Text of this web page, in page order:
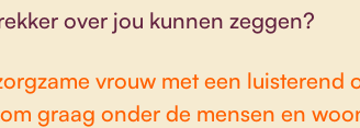
over jou kunnen zeggen?
vrouw met een luisterend
graag onder de mensen en